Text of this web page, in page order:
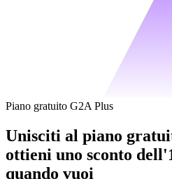
Piano gratuito G2A Plus
Unisciti al piano
ottieni uno sconto
quando vuoi